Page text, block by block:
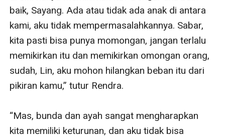
baik, Sayang. Ada atau tidak ada anak di antara
kami, aku tidak mempermasalahkannya. Sabar,
kita pasti bisa punya momongan, jangan terlalu
memikirkan itu dan memikirkan omongan orang,
sudah, Lin, aku mohon hilangkan beban itu dari
pikiran kamu,” tutur Rendra.
“Mas, bunda dan ayah sangat mengharapkan
kita memiliki keturunan, dan aku tidak bisa